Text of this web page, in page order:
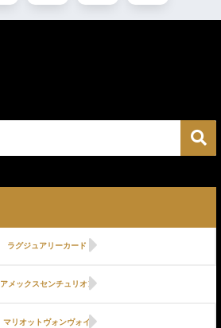
ラグジュアリーカード
アメックスセンチュリオン
マリオットヴォンヴォイ